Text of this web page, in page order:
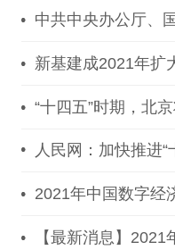
中共中央办公厅、
新基建成2021年扩
“十四五”时期，北
人民网：加快推进
2021年中国数字经
【最新消息】